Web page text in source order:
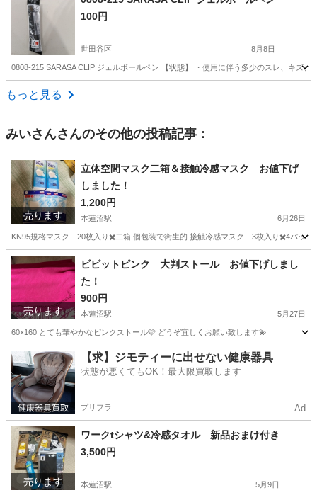
100円
世田谷区 8月8日
0808-215 SARASA CLIP ジェルボールペン 【状態】 ・使用に伴う多少のスレ、キズ
東京 世田谷区
もっと見る
みいさんさんのその他の投稿記事：
売ります
立体空間マスク二箱＆接触冷感マスク お値下げ
しました！
1,200円
本蓮沼駅 6月26日
KN95規格マスク 20枚入り✖️二箱 個包装で衛生的 接触冷感マスク 3枚入り✖️4パック
東京 板橋区 本蓮沼駅 家庭用品 マスク
売ります
ビビットピンク 大判ストール お値下げしまし
た！
900円
本蓮沼駅 5月27日
60×160 とても華やかなピンクストール🩷 どうぞ宜しくお願い致します💫
東京 板橋区 本蓮沼駅 服/ファッション ピンク
【求】ジモティーに出せない健康器具
状態が悪くてもOK！最大限買取します
プリフラ Ad
売ります
ワークtシャツ&冷感タオル 新品おまけ付き
3,500円
本蓮沼駅 5月9日